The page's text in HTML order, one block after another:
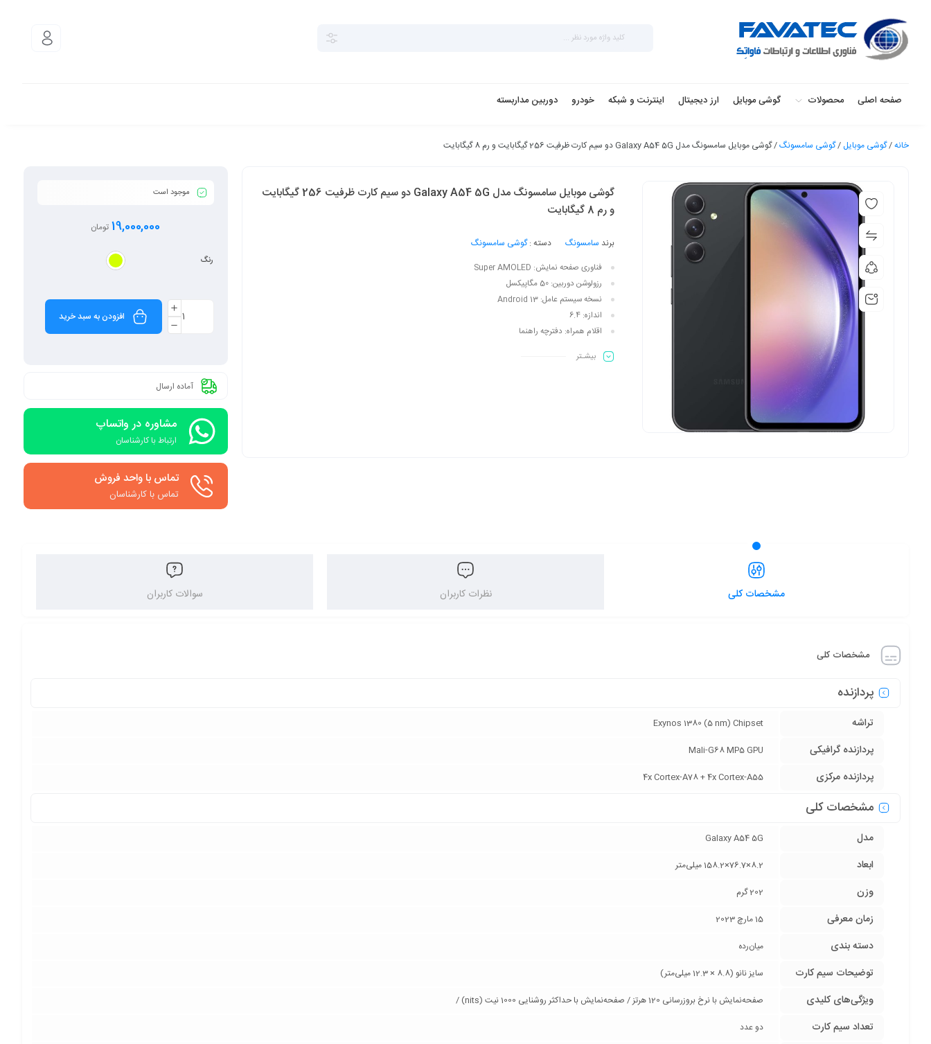
صفحه اصلی محصولات گوشی موبایل ارز دیجیتال اینترنت و شبکه خودرو دوربین مداربسته
خانه/گوشی موبایل /گوشی سامسونگ/ گوشی موبایل سامسونگ مدل Galaxy A54 5G دو سیم کارت ظرفیت 256 گیگابایت و رم 8 گیگابایت
گوشی موبایل سامسونگ مدل Galaxy A54 5G دو سیم کارت ظرفیت 256 گیگابایت
و رم 8 گیگابایت
برند سامسونگ دسته :گوشی سامسونگ
فناوری صفحه‌ نمایش: Super AMOLED
رزولوشن دوربین: 50 مگاپیکسل
نسخه سیستم عامل: Android 13
اندازه: 6.4
اقلام همراه: دفترچه‌ راهنما
بیشـتر
موجود است
19,000,000 تومان
رنگ
افزودن به سبد خرید
آماده ارسال
مشاوره در واتساپ
ارتباط با کارشناسان
تماس با واحد فروش
تماس با کارشناسان
مشخصات کلی نظرات کاربران سوالات کاربران
مشخصات کلی
پردازنده
تراشه Exynos 1380 (5 nm) Chipset
پردازنده‌ گرافیکی Mali-G68 MP5 GPU
پردازنده‌ مرکزی 4x Cortex-A78 + 4x Cortex-A55
مشخصات کلی
مدل Galaxy A54 5G
ابعاد 8.2×76.7×158.2 میلی‌متر
وزن 202 گرم
زمان معرفی 15 مارچ 2023
دسته ‌بندی ‌میان‌رده
توضیحات سیم کارت سایز نانو (8.8 × 12.3 میلی‌متر)
ویژگی‌های کلیدی صفحه‌نمایش با نرخ بروزرسانی 120 هرتز / صفحه‌نمایش با حداکثر روشنایی 1000 نیت (nits) /
تعداد سیم کارت دو عدد